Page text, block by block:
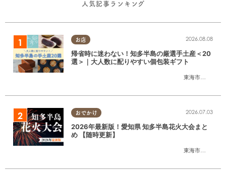
人気記事ランキング
お店
東海市
,大府市
2026.08.08
帰省時に迷わない！知多半島の厳選手土産＜20
選＞｜大人数に配りやすい個包装ギフト
おでかけ
東海市
,大府市
2026.07.03
2026年最新版！愛知県 知多半島花火大会まと
め 【随時更新】